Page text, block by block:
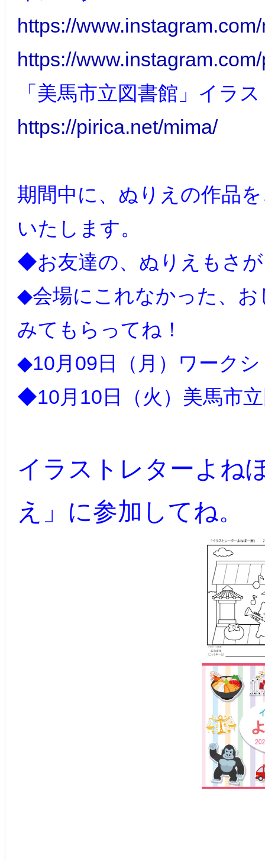
https://
https://
「美馬市立図書館」イラ
https://pirica.net/mima/
期間中に、ぬりえの作品
いたします。
◆お友達の、ぬりえもさ
◆会場にこれなかった、
みてもらってね！
◆10月09日（月）ワーク
◆10月10日（火）美馬市
イラストレターよね
え」に参加してね。